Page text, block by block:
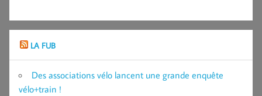
LA FUB
Des associations vélo lancent une grande enquête
vélo+train !